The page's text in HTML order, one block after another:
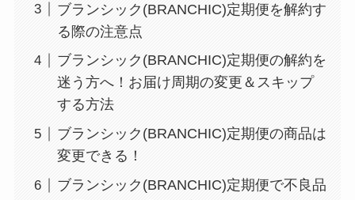
ブランシック(BRANCHIC)定期便を解約す
る際の注意点
ブランシック(BRANCHIC)定期便の解約を
迷う方へ！お届け周期の変更＆スキップ
する方法
ブランシック(BRANCHIC)定期便の商品は
変更できる！
ブランシック(BRANCHIC)定期便で不良品